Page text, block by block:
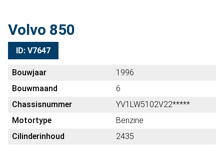
Volvo 850
ID: V7647
Bouwjaar
1996
Bouwmaand
6
Chassisnummer
YV1LW5102V22*****
Motortype
Benzine
Cilinderinhoud
2435